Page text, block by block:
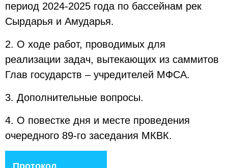
период 2024-2025 года по бассейнам рек
Сырдарья и Амударья.
2. О ходе работ, проводимых для
реализации задач, вытекающих из саммитов
Глав государств – учредителей МФСА.
3. Дополнительные вопросы.
4. О повестке дня и месте проведения
очередного 89-го заседания МКВК.
Протокол